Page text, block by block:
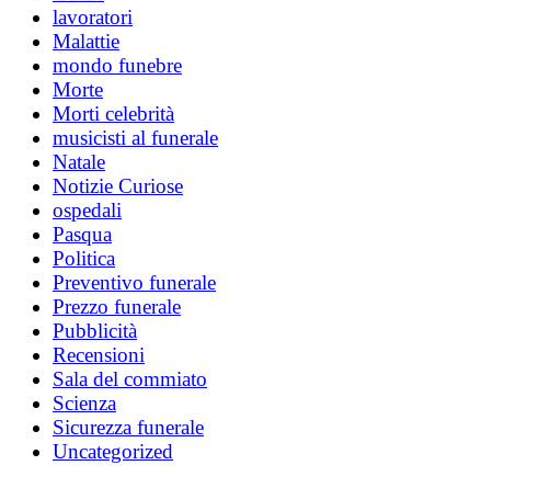
lavoratori
Malattie
mondo funebre
Morte
Morti celebrità
musicisti al funerale
Natale
Notizie Curiose
ospedali
Pasqua
Politica
Preventivo funerale
Prezzo funerale
Pubblicità
Recensioni
Sala del commiato
Scienza
Sicurezza funerale
Uncategorized